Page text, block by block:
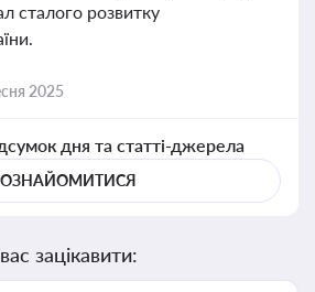
сталого розвитку
2025
дня та статті-джерела
ОЗНАЙОМИТИСЯ
зацікавити: